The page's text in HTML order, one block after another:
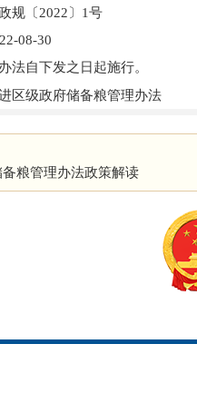
规〔2022〕1号
08-30
法自下发之日起施行。
区级政府储备粮管理办法
粮管理办法政策解读